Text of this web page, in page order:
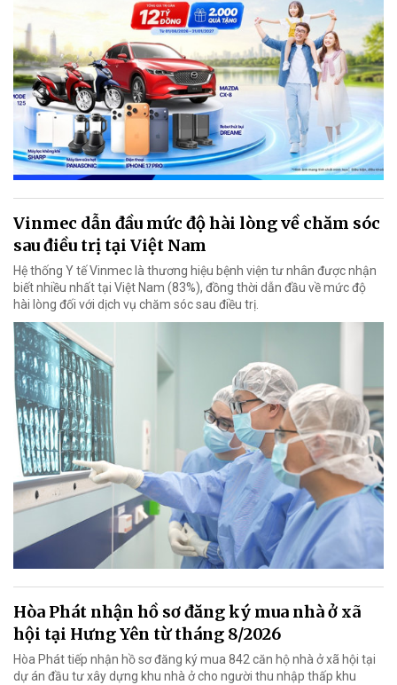
Vinmec dẫn đầu mức độ hài lòng về chăm sóc
sau điều trị tại Việt Nam
Hệ thống Y tế Vinmec là thương hiệu bệnh viện tư nhân được nhận
biết nhiều nhất tại Việt Nam (83%), đồng thời dẫn đầu về mức độ
hài lòng đối với dịch vụ chăm sóc sau điều trị.
Hòa Phát nhận hồ sơ đăng ký mua nhà ở xã
hội tại Hưng Yên từ tháng 8/2026
Hòa Phát tiếp nhận hồ sơ đăng ký mua 842 căn hộ nhà ở xã hội tại
dự án đầu tư xây dựng khu nhà ở cho người thu nhập thấp khu